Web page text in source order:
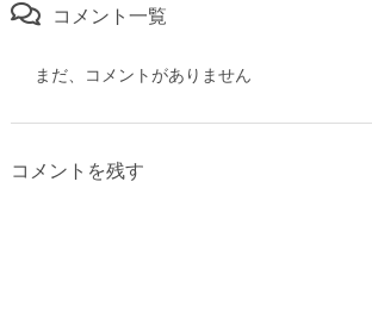
コメント一覧
まだ、コメントがありません
コメントを残す